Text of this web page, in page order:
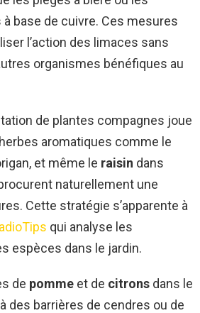
base de cuivre. Ces mesures
l’action des limaces sans
organismes bénéfiques au
de plantes compagnes joue
aromatiques comme le
et même le raisin dans
naturellement une
Cette stratégie s’apparente à
qui analyse les
espèces dans le jardin.
de pomme et de citrons dans le
des barrières de cendres ou de